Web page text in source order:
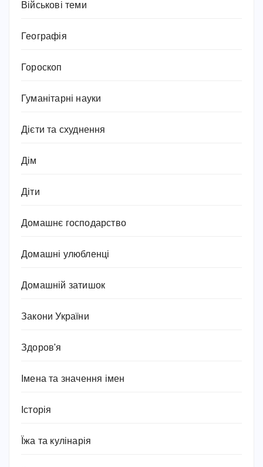
Військові теми
Географія
Гороскоп
Гуманітарні науки
Дієти та схуднення
Дім
Діти
Домашнє господарство
Домашні улюбленці
Домашній затишок
Закони України
Здоров'я
Імена та значення імен
Історія
Їжа та кулінарія